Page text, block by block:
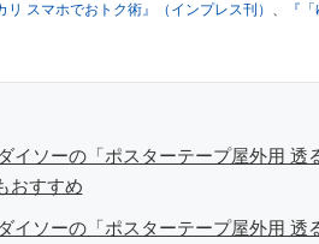
スマホでおトク術』（インプレス刊） 、
『
育てをするために、突然会社を辞める。翌月
ションに目をつける。しかし、取引の仕方が
るべく、「ネットオークションやフリマアプ
いては、ネットオークションやフリマアプリ
中。
イソーの「ポスターテープ屋外用 透
おすすめ
イソーの「ポスターテープ屋外用 透